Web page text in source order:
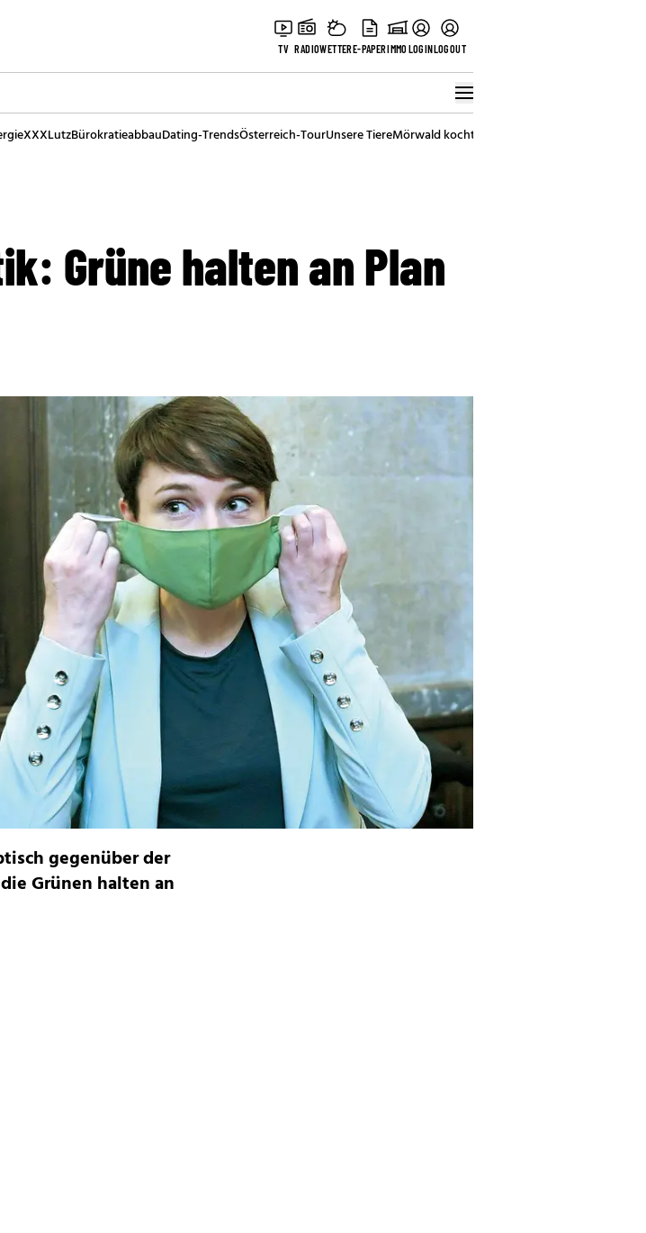
TV RADIOWETTERE-PAPERIMMOLOGINLOGOUT
XXXLutzBürokratieabbauDating-TrendsÖsterreich-TourUnsere TiereMörwald kocht
Grüne halten an Plan
gegenüber der
Grünen halten an